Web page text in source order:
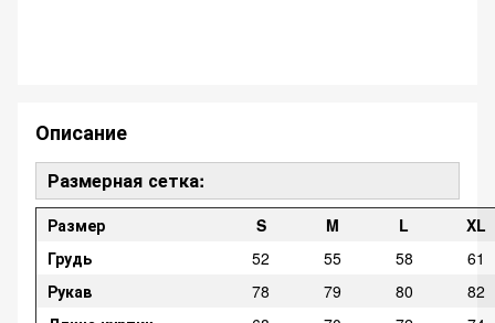
Описание
Размерная сетка:
Размер S M L
XL
Грудь
52 55 58
61
Рукав
78 79 80
82